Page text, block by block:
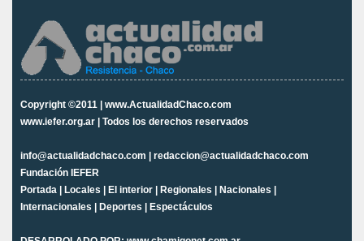
Copyright ©2011 | www.ActualidadChaco.com
www.iefer.org.ar | Todos los derechos reservados
info@actualidadchaco.com | redaccion@actualidadchaco.com
Fundación IEFER
Portada
Locales El interior Regionales Nacionales
Internacionales
Deportes Espectáculos